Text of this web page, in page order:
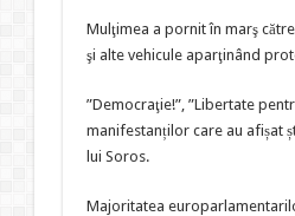
Mulţimea a pornit în marş
şi alte vehicule aparţinând
”Democraţie!”, ”Libertate
manifestanților care au afișat
lui Soros.
Majoritatea